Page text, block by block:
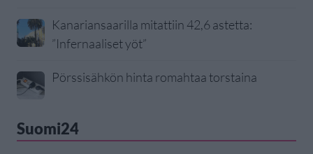
Kanariansaarilla mitattiin 42,6 astetta:
”Infernaaliset yöt”
Pörssisähkön hinta romahtaa torstaina
Suomi24